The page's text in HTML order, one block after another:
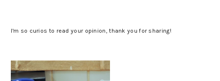
I'm so curios to read your opinion, thank you for sharing!